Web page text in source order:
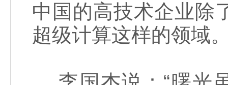
中国的高技术企业除
超级计算这样的领域